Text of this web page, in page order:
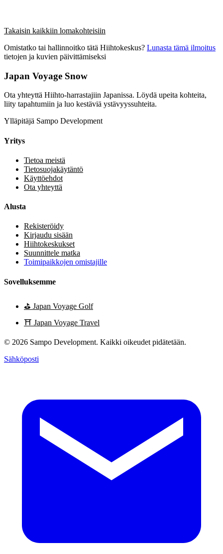
Takaisin kaikkiin lomakohteisiin
Omistatko tai hallinnoitko tätä Hiihtokeskus? Lunasta tämä ilmoitus
tietojen ja kuvien päivittämiseksi
Japan Voyage Snow
Ota yhteyttä Hiihto-harrastajiin Japanissa. Löydä upeita kohteita,
liity tapahtumiin ja luo kestäviä ystävyyssuhteita.
Ylläpitäjä Sampo Development
Yritys
Tietoa meistä
Tietosuojakäytäntö
Käyttöehdot
Ota yhteyttä
Alusta
Rekisteröidy
Kirjaudu sisään
Hiihtokeskukset
Suunnittele matka
Toimipaikkojen omistajille
Sovelluksemme
⛳ Japan Voyage Golf
⛩️ Japan Voyage Travel
© 2026 Sampo Development. Kaikki oikeudet pidätetään.
Sähköposti